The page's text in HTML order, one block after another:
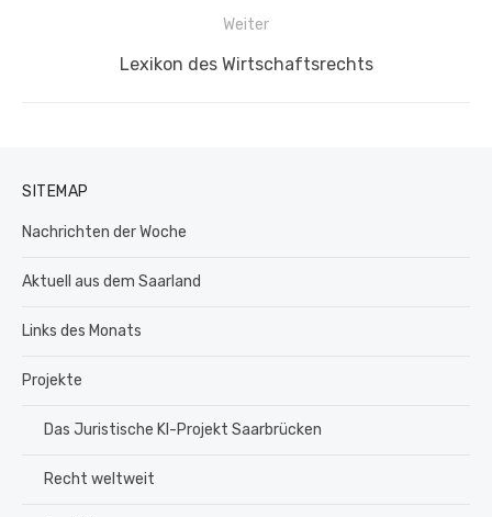
Weiter
Nächster
Lexikon des Wirtschaftsrechts
SITEMAP
Nachrichten der Woche
Aktuell aus dem Saarland
Links des Monats
Projekte
Das Juristische KI-Projekt Saarbrücken
Recht weltweit